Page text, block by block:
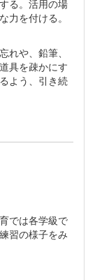
る。活用の場
力を付ける。
や、鉛筆、
具を疎かにす
よう、引き続
では各学級で
習の様子をみ